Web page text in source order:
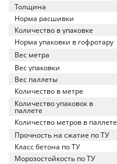
Толщина
Норма расшивки
Количество в упаковке
Норма упаковки в гофротару
Вес метра
Вес упаковки
Вес паллеты
Количество в метре
Количество упаковок в
паллете
Количество метров в паллете
Прочность на сжатие по ТУ
Класс бетона по ТУ
Морозостойкость по ТУ